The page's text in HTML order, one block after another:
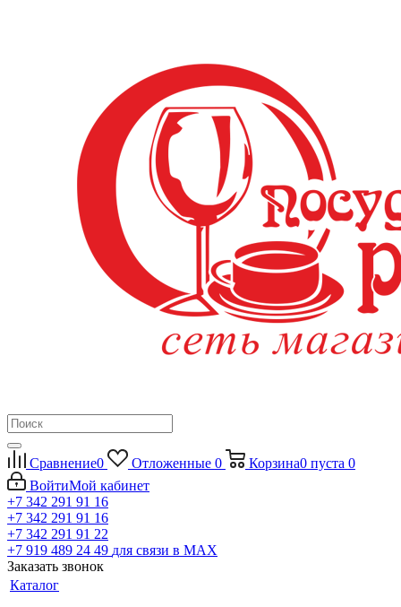
Сравнение0 Отложенные 0 Корзина0 пуста 0
ВойтиМой кабинет
+7 342 291 91 16
+7 342 291 91 16
+7 342 291 91 22
+7 919 489 24 49 для связи в МАХ
Заказать звонок
Каталог